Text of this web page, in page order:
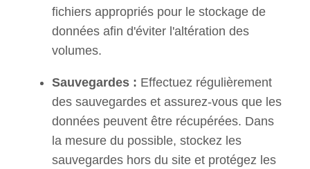
fichiers appropriés pour le stockage de
données afin d'éviter l'altération des
volumes.
Sauvegardes : Effectuez régulièrement
des sauvegardes et assurez-vous que les
données peuvent être récupérées. Dans
la mesure du possible, stockez les
sauvegardes hors du site et protégez les